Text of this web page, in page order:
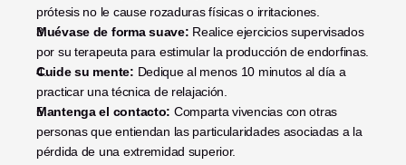
prótesis no le cause rozaduras físicas o irritaciones.
Muévase de forma suave: Realice ejercicios supervisados
por su terapeuta para estimular la producción de endorfinas.
Cuide su mente: Dedique al menos 10 minutos al día a
practicar una técnica de relajación.
Mantenga el contacto: Comparta vivencias con otras
personas que entiendan las particularidades asociadas a la
pérdida de una extremidad superior.